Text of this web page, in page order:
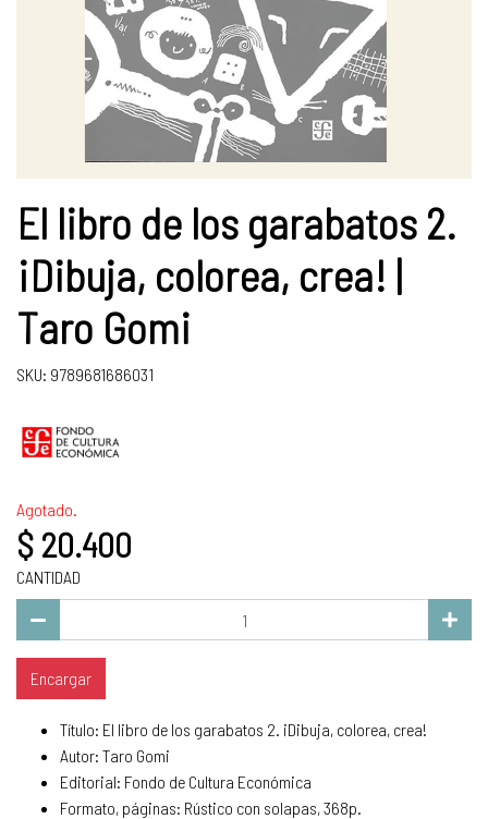
El libro de los garabatos 2.
¡Dibuja, colorea, crea! |
Taro Gomi
SKU: 9789681686031
Agotado.
$ 20.400
CANTIDAD
Encargar
Título: El libro de los garabatos 2. ¡Dibuja, colorea, crea!
Autor: Taro Gomi
Editorial: Fondo de Cultura Económica
Formato, páginas: Rústico con solapas, 368p.